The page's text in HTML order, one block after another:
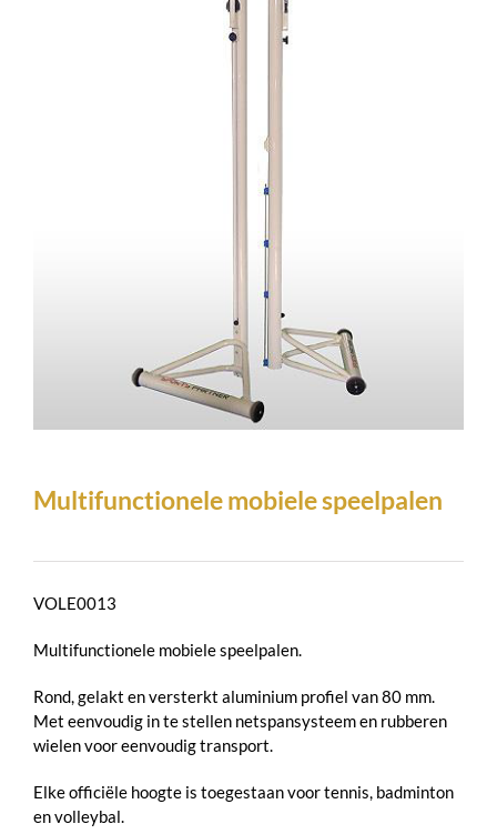
Multifunctionele mobiele speelpalen
VOLE0013
Multifunctionele mobiele speelpalen.
Rond, gelakt en versterkt aluminium profiel van 80 mm.
Met eenvoudig in te stellen netspansysteem en rubberen
wielen voor eenvoudig transport.
Elke officiële hoogte is toegestaan ​​voor tennis, badminton
en volleybal.